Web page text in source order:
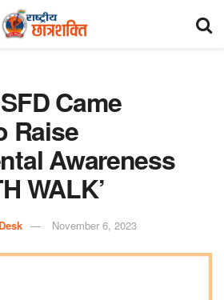
Came
Raise
Awareness
WALK’
November 6, 2023